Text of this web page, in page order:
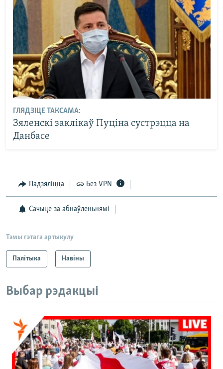
ГЛЯДЗІЦЕ ТАКСАМА:
Зяленскі заклікаў Пуціна сустрэцца на
Данбасе
Падзяліцца Без VPN
Сачыце за абнаўленьнямі
Тэмы гэтага артыкулу
Палітыка Навіны
Выбар рэдакцыі